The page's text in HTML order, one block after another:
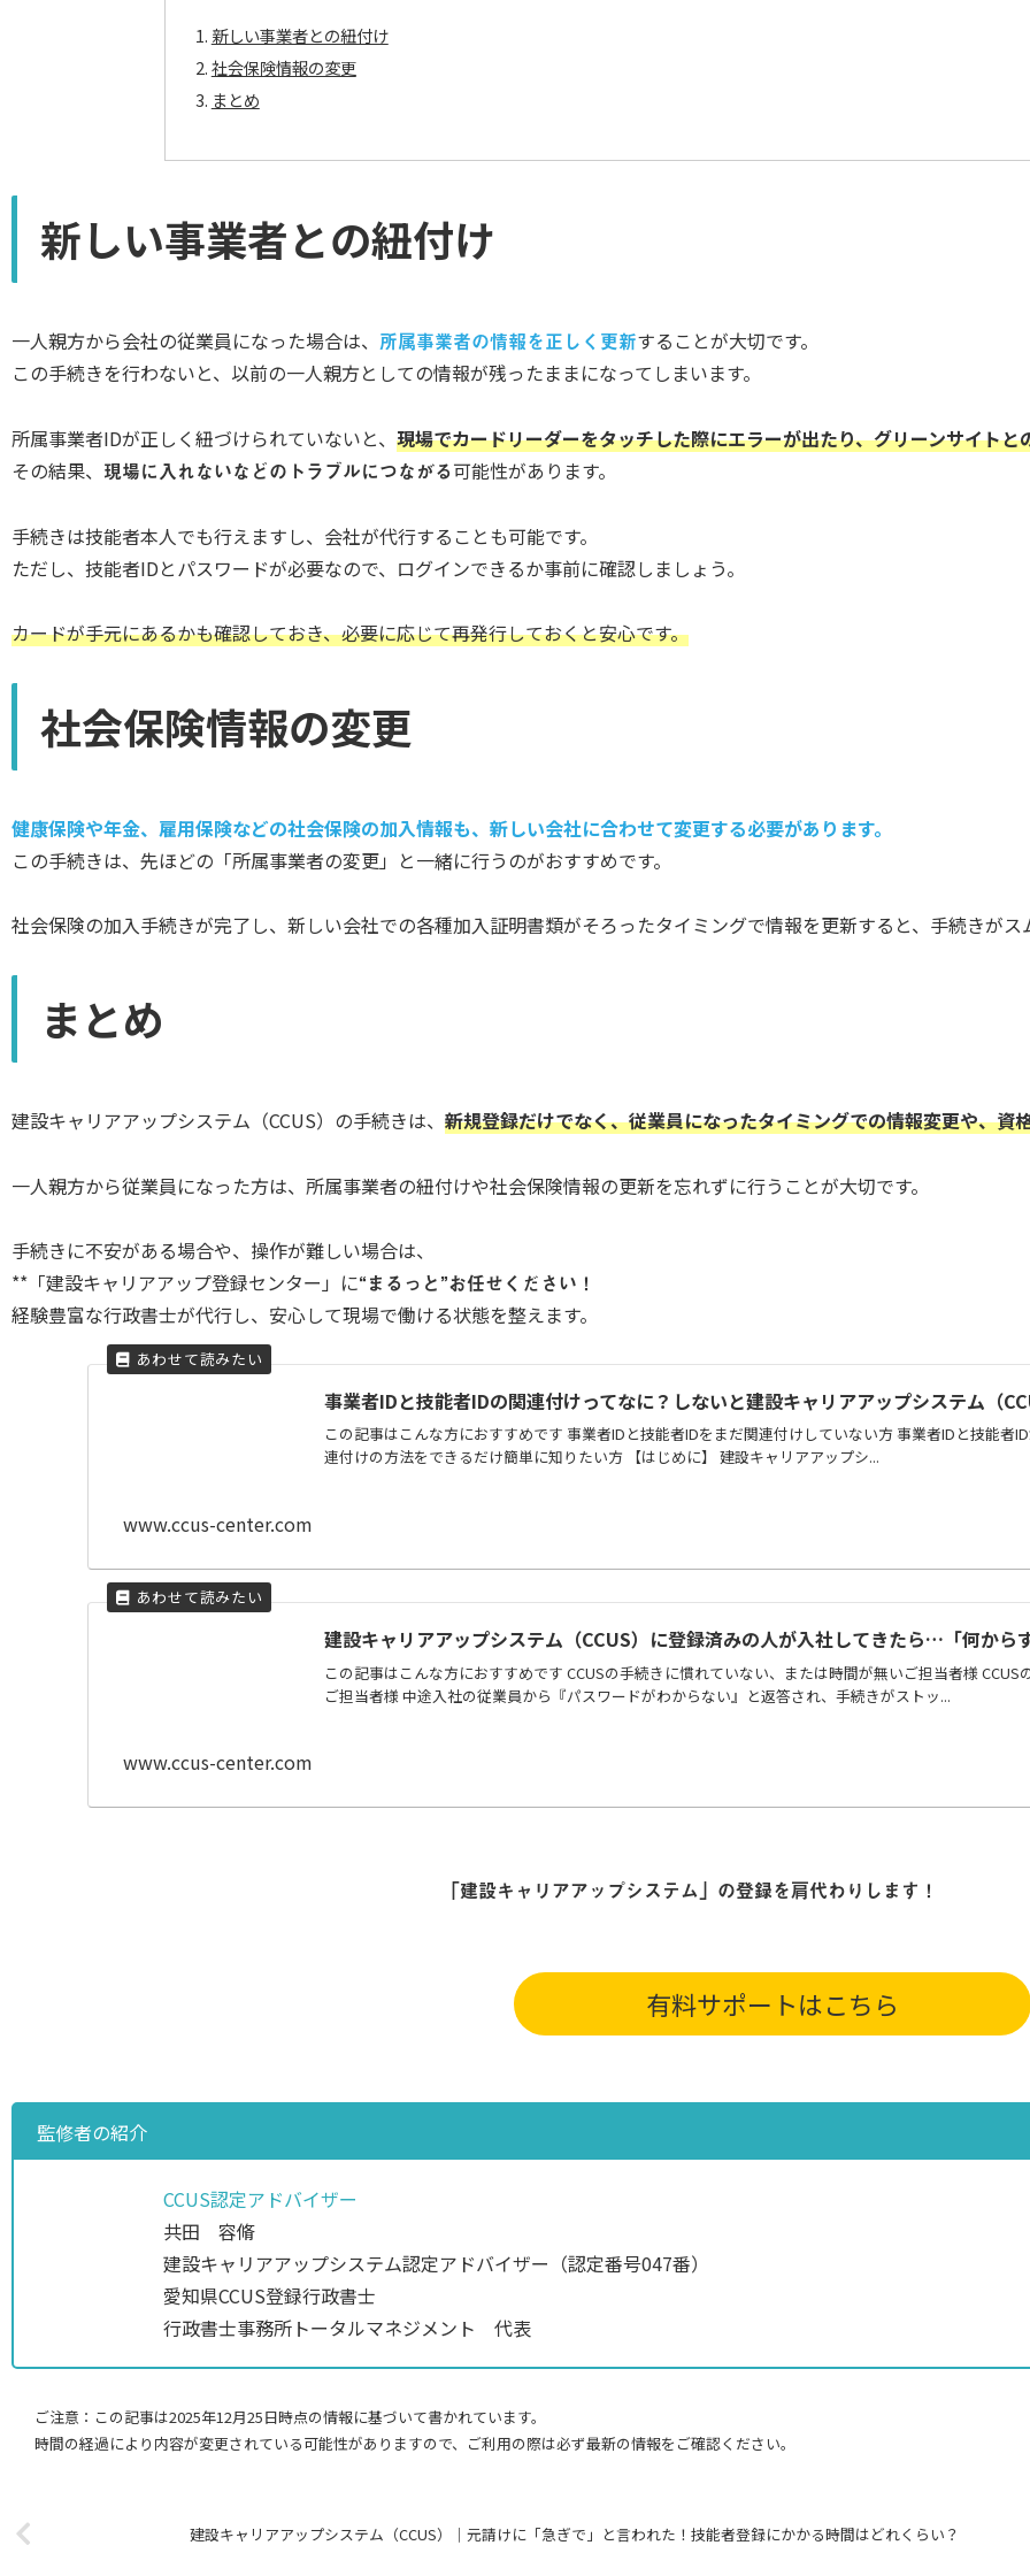
新しい事業者との紐付け
社会保険情報の変更
まとめ
新しい事業者との紐付け
一人親方から会社の従業員になった場合は、 所属事業者の情報を正しく更新することが大切です。
この手続きを行わないと、以前の一人親方としての情報が残ったままになってしまいます。
所属事業者IDが正しく紐づけられていないと、 現場でカードリーダーをタッチした際にエラーが出たり、グリーンサイト
その結果、 現場に入れないなどのトラブルにつながる可能性があります。
手続きは技能者本人でも行えますし、会社が代行することも可能です。
ただし、技能者IDとパスワードが必要なので、ログインできるか事前に確認しましょう。
カードが手元にあるかも確認しておき、必要に応じて再発行しておくと安心です。
社会保険情報の変更
健康保険や年金、雇用保険などの社会保険の加入情報も、新しい会社に合わせて変更する必要があります。
この手続きは、先ほどの「所属事業者の変更」と一緒に行うのがおすすめです。
社会保険の加入手続きが完了し、新しい会社での各種加入証明書類がそろったタイミングで情報を更新すると、手続きがス
まとめ
建設キャリアアップシステム（CCUS）の手続きは、 新規登録だけでなく、従業員になったタイミングでの情報変更や、資
一人親方から従業員になった方は、所属事業者の紐付けや社会保険情報の更新を忘れずに行うことが大切です。
手続きに不安がある場合や、操作が難しい場合は、
**「建設キャリアアップ登録センター」に“まるっと”お任せください！
経験豊富な行政書士が代行し、安心して現場で働ける状態を整えます。
事業者IDと技能者IDの関連付けってなに？しないと建設キャリアアップシステム（
この記事はこんな方におすすめです 事業者IDと技能者IDをまだ関連付けしていない方 事業者IDと技能者
連付けの方法をできるだけ簡単に知りたい方 【はじめに】 建設キャリアアップシ...
www.ccus-center.com
建設キャリアアップシステム（CCUS）に登録済みの人が入社してきたら…「何から
この記事はこんな方におすすめです CCUSの手続きに慣れていない、または時間が無いご担当者様
ご担当者様 中途入社の従業員から『パスワードがわからない』と返答され、手続きがストッ...
www.ccus-center.com
「建設キャリアアップシステム」の登録を肩代わりします！
有料サポートはこちら
監修者の紹介
CCUS認定アドバイザー
共田 容脩
建設キャリアアップシステム認定アドバイザー（認定番号047番）
愛知県CCUS登録行政書士
行政書士事務所トータルマネジメント 代表
ご注意：この記事は2025年12月25日時点の情報に基づいて書かれています。
時間の経過により内容が変更されている可能性がありますので、ご利用の際は必ず最新の情報をご確認ください。
建設キャリアアップシステム（CCUS）｜元請けに「急ぎで」と言われた！技能者登録にかかる時間はどれくらい？